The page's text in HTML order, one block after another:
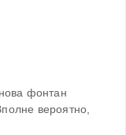
фонтан
вероятно,